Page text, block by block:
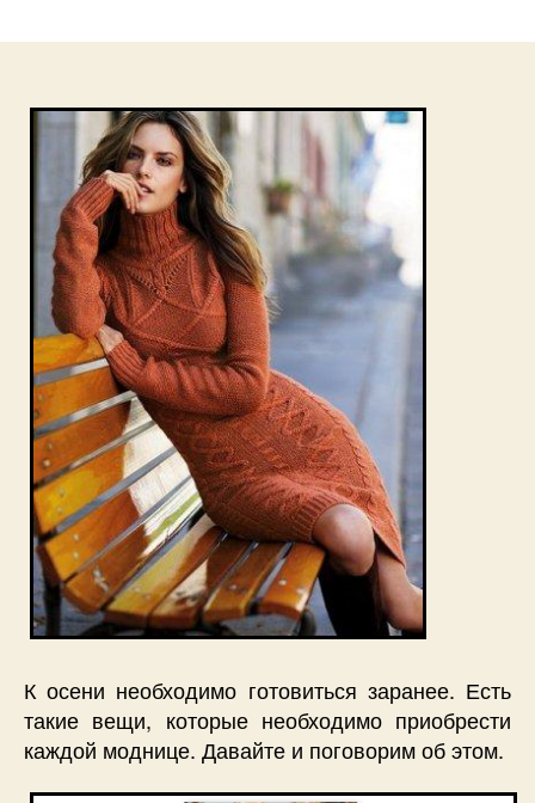
К осени необходимо готовиться заранее. Есть
такие вещи, которые необходимо приобрести
каждой моднице. Давайте и поговорим об этом.